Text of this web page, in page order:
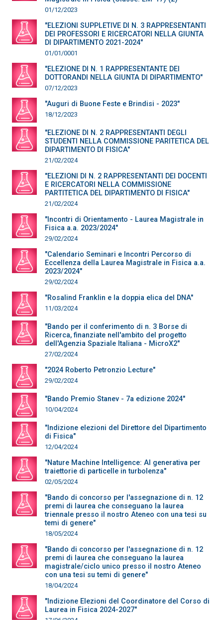
01/12/2023
"ELEZIONI SUPPLETIVE DI N. 3 RAPPRESENTANTI
DEI PROFESSORI E RICERCATORI NELLA GIUNTA
DI DIPARTIMENTO 2021-2024"
01/01/0001
"ELEZIONE DI N. 1 RAPPRESENTANTE DEI
DOTTORANDI NELLA GIUNTA DI DIPARTIMENTO"
07/12/2023
"Auguri di Buone Feste e Brindisi - 2023"
18/12/2023
"ELEZIONE DI N. 2 RAPPRESENTANTI DEGLI
STUDENTI NELLA COMMISSIONE PARITETICA DEL
DIPARTIMENTO DI FISICA"
21/02/2024
"ELEZIONI DI N. 2 RAPPRESENTANTI DEI DOCENTI
E RICERCATORI NELLA COMMISSIONE
PARTITETICA DEL DIPARTIMENTO DI FISICA"
21/02/2024
"Incontri di Orientamento - Laurea Magistrale in
Fisica a.a. 2023/2024"
29/02/2024
"Calendario Seminari e Incontri Percorso di
Eccellenza della Laurea Magistrale in Fisica a.a.
2023/2024"
29/02/2024
"Rosalind Franklin e la doppia elica del DNA"
11/03/2024
"Bando per il conferimento di n. 3 Borse di
Ricerca, finanziate nell'ambito del progetto
dell'Agenzia Spaziale Italiana - MicroX2"
27/02/2024
"2024 Roberto Petronzio Lecture"
29/02/2024
"Bando Premio Stanev - 7a edizione 2024"
10/04/2024
"Indizione elezioni del Direttore del Dipartimento
di Fisica"
12/04/2024
"Nature Machine Intelligence: AI generativa per
traiettorie di particelle in turbolenza"
02/05/2024
"Bando di concorso per l'assegnazione di n. 12
premi di laurea che conseguano la laurea
triennale presso il nostro Ateneo con una tesi su
temi di genere"
18/05/2024
"Bando di concorso per l'assegnazione di n. 12
premi di laurea che conseguano la laurea
magistrale/ciclo unico presso il nostro Ateneo
con una tesi su temi di genere"
18/04/2024
"Indizione Elezioni del Coordinatore del Corso di
Laurea in Fisica 2024-2027"